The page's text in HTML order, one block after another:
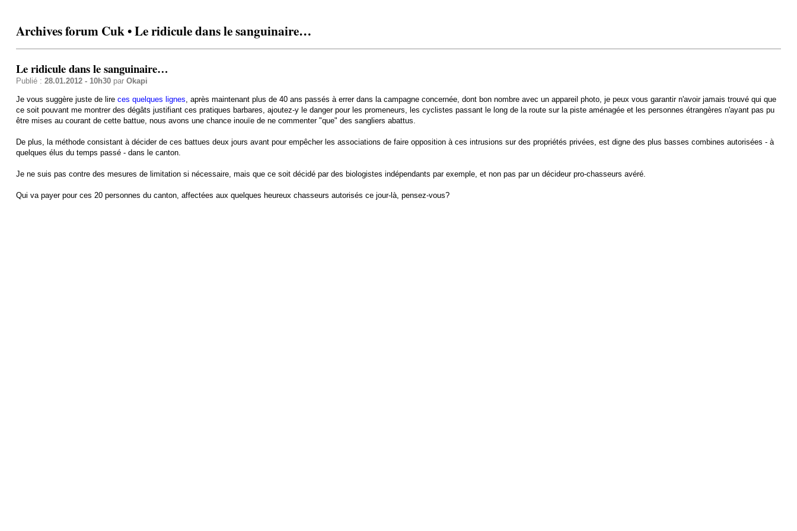
Archives forum Cuk • Le ridicule dans le sanguinaire…
Le ridicule dans le sanguinaire…
Publié : 28.01.2012 - 10h30par Okapi
Je vous suggère juste de lire ces quelques lignes , après maintenant plus de 40 ans passés à errer dans la campagne concernée, dont bon nombre avec un appareil photo, je peux vous garantir n'avoir jamais trouvé qui que
ce soit pouvant me montrer des dégâts justifiant ces pratiques barbares, ajoutez-y le danger pour les promeneurs, les cyclistes passant le long de la route sur la piste aménagée et les personnes étrangères n'ayant pas pu
être mises au courant de cette battue, nous avons une chance inouïe de ne commenter "que" des sangliers abattus.
De plus, la méthode consistant à décider de ces battues deux jours avant pour empêcher les associations de faire opposition à ces intrusions sur des propriétés privées, est digne des plus basses combines autorisées - à
quelques élus du temps passé - dans le canton.
Je ne suis pas contre des mesures de limitation si nécessaire, mais que ce soit décidé par des biologistes indépendants par exemple, et non pas par un décideur pro-chasseurs avéré.
Qui va payer pour ces 20 personnes du canton, affectées aux quelques heureux chasseurs autorisés ce jour-là, pensez-vous?